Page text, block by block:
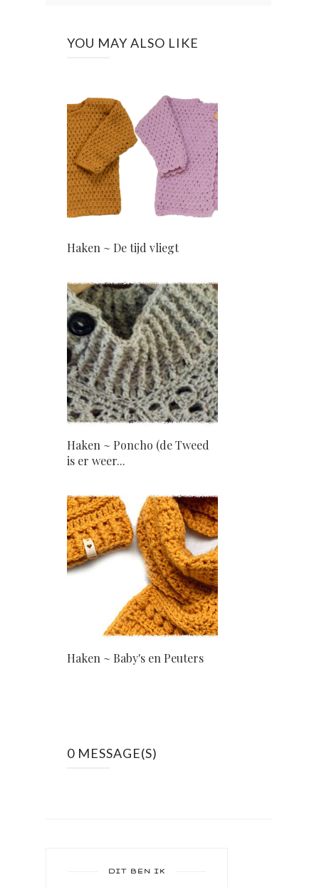
YOU MAY ALSO LIKE
Haken ~ De tijd vliegt
Haken ~ Poncho (de Tweed
is er weer...
Haken ~ Baby's en Peuters
0 MESSAGE(S)
DIT BEN IK